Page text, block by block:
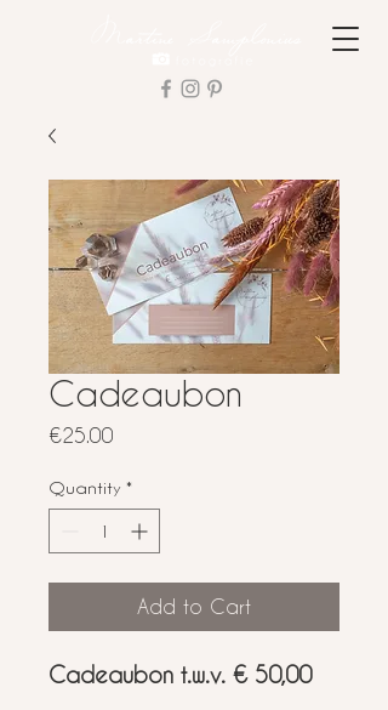
Cadeaubon
€25.00
Quantity *
Add to Cart
Cadeaubon t.w.v. € 50,00